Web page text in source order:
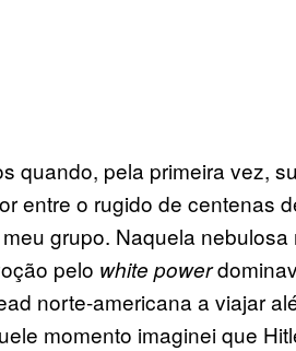
quando, pela primeira vez,
entre o rugido de centenas
grupo. Naquela
pelo white power
norte-americana a viajar
momento imaginei que